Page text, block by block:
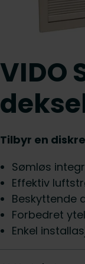
VIDO
Tilbyr en
Sømløs
Effektiv
Beskyttende
Forbedret
Enkel